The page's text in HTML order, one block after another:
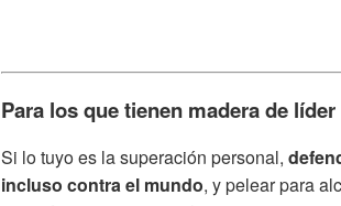
Para los que tienen madera de líder
Si lo tuyo es la superación personal,
incluso contra el mundo, y pelear para